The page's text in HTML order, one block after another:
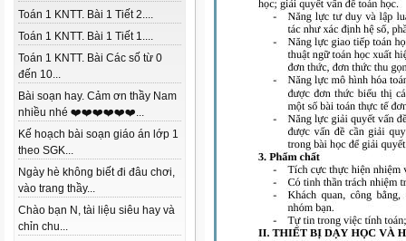
Toán 1 KNTT. Bài 1 Tiết 2....
Toán 1 KNTT. Bài 1 Tiết 1....
Toán 1 KNTT. Bài Các số từ 0
đến 10...
Bài soạn hay. Cảm ơn thầy Nam
nhiều nhé ❤️❤️❤️❤️❤️❤️...
Kế hoạch bài soạn giáo án lớp 1
theo SGK...
Ngày hè không biết đi đâu chơi,
vào trang thầy...
Chào bạn N, tài liệu siêu hay và
chỉn chu...